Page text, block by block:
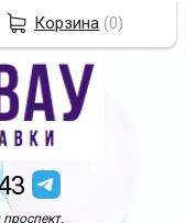
Корзина (0)